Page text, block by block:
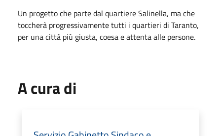
Un progetto che parte dal quartiere Salinella, ma che
toccherà progressivamente tutti i quartieri di Taranto,
per una città più giusta, coesa e attenta alle persone.
A cura di